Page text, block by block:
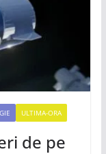
ULTIMA-ORA
de pe